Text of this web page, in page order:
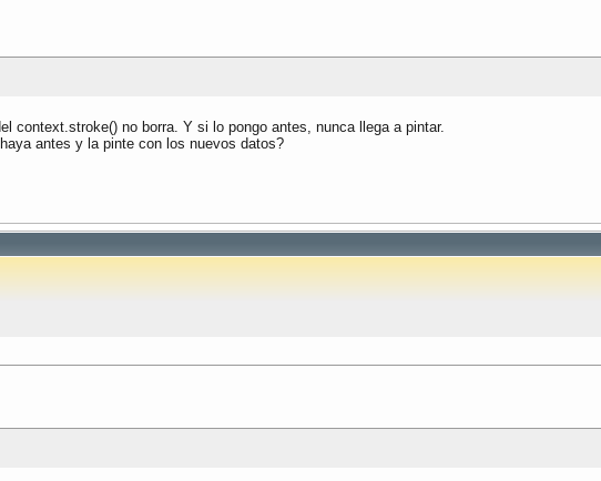
context.stroke() no borra. Y si lo pongo antes, nunca llega a pintar.
antes y la pinte con los nuevos datos?